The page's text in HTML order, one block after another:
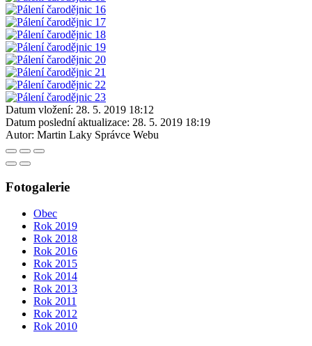
Datum vložení: 28. 5. 2019 18:12
Datum poslední aktualizace: 28. 5. 2019 18:19
Autor: Martin Laky Správce Webu
Fotogalerie
Obec
Rok 2019
Rok 2018
Rok 2016
Rok 2015
Rok 2014
Rok 2013
Rok 2011
Rok 2012
Rok 2010